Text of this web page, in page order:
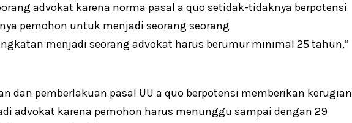
advokat karena norma pasal a quo setidak-tidaknya berpotensi
pemohon untuk menjadi seorang seorang
menjadi seorang advokat harus berumur minimal 25 tahun,”
dan pemberlakuan pasal UU a quo berpotensi memberikan kerugian
advokat karena pemohon harus menunggu sampai dengan 29